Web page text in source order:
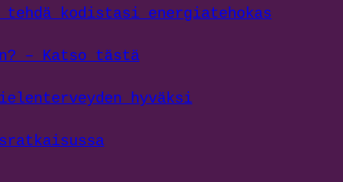
tehdä kodistasi energiatehokas
– Katso tästä
hyväksi